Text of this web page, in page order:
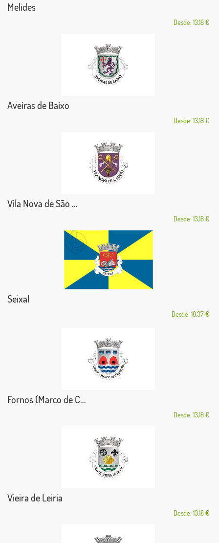
Melides
Desde: 13,18 €
Aveiras de Baixo
Desde: 13,18 €
Vila Nova de São ...
Desde: 13,18 €
Seixal
Desde: 18,37 €
Fornos (Marco de C...
Desde: 13,18 €
Vieira de Leiria
Desde: 13,18 €